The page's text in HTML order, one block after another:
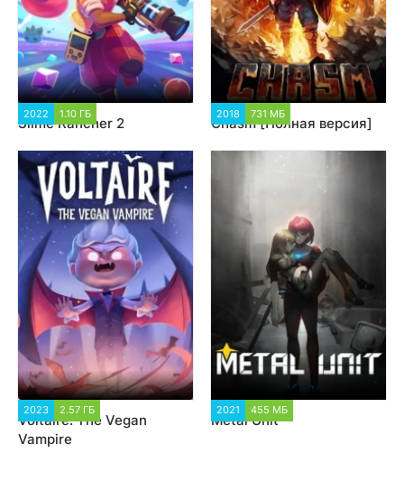
2022 1.10 ГБ
Slime Rancher 2
2018 731 МБ
Chasm [Полная версия]
2023 2.57 ГБ
Voltaire: The Vegan
Vampire
2021 455 МБ
Metal Unit